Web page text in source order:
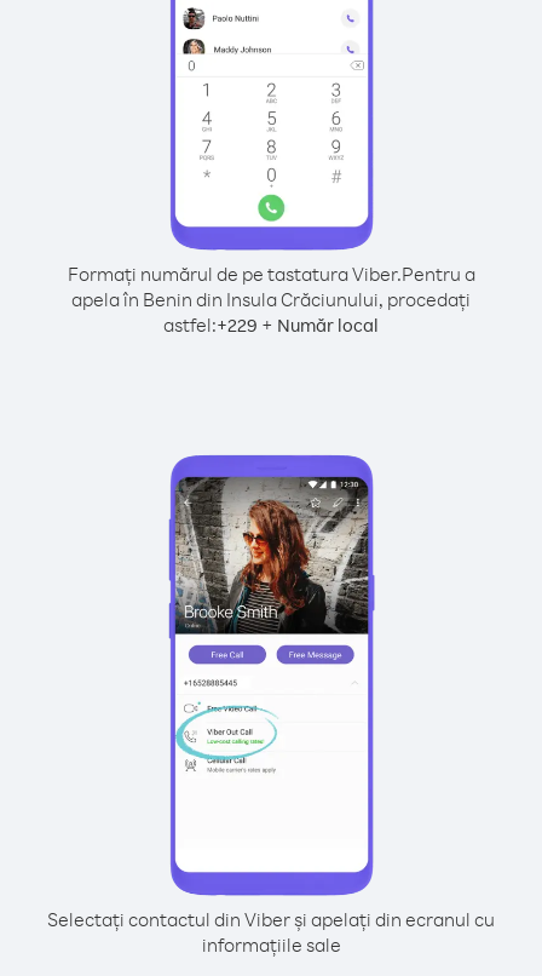
Formați numărul de pe tastatura Viber.Pentru a
apela în Benin din Insula Crăciunului, procedați
astfel:+229 + Număr local
Selectați contactul din Viber și apelați din ecranul cu
informațiile sale